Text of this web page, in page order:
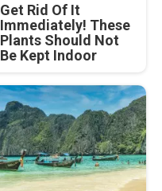
Get Rid Of It
Immediately! These
Plants Should Not
Be Kept Indoor